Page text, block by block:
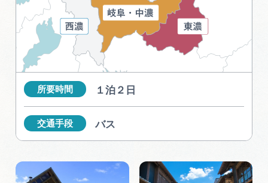
データライブラリー
観光データライブラリー
フォトライブラリー
所要時間 １泊２日
交通手段 バス